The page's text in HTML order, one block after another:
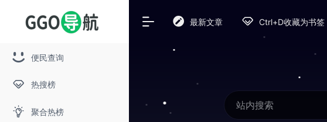
便民查询
热搜榜
聚合热榜
最新文章 Ctrl+D收藏为书签